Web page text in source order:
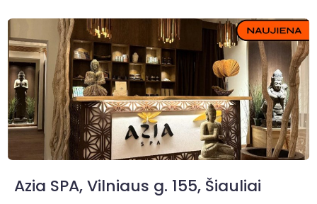
Azia SPA, Vilniaus g. 155, Šiauliai